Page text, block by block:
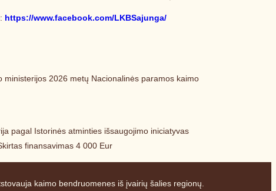
https://www.facebook.com/LKBSajunga/
ministerijos 2026 metų Nacionalinės paramos kaimo
pagal Istorinės atminties išsaugojimo iniciatyvas
finansavimas 4 000 Eur
kaimo bendruomenes iš įvairių šalies regionų.